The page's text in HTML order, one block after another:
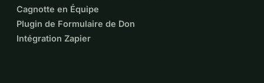
Cagnotte en Équipe
Plugin de Formulaire de Don
Intégration Zapier